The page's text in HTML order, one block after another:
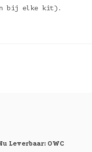
bij elke kit).
Leverbaar: OWC